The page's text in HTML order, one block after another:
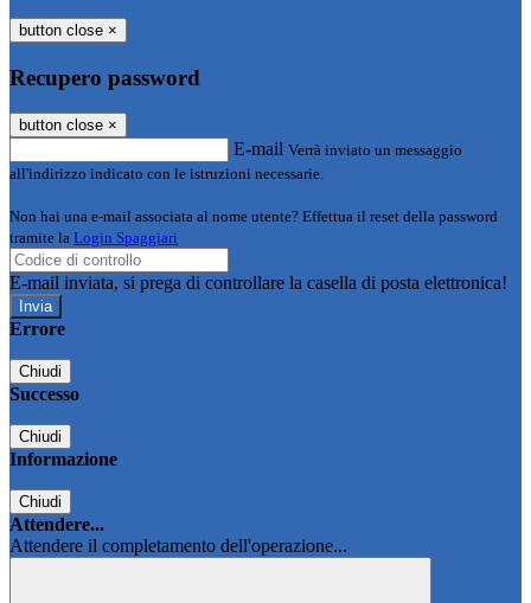
button close ×
Recupero password
button close ×
E-mail Verrà inviato un messaggio
all'indirizzo indicato con le istruzioni necessarie.
Non hai una e-mail associata al nome utente? Effettua il reset della password
tramite la Login Spaggiari
E-mail inviata, si prega di controllare la casella di posta elettronica!
Errore
Chiudi
Successo
Chiudi
Informazione
Chiudi
Attendere...
Attendere il completamento dell'operazione...